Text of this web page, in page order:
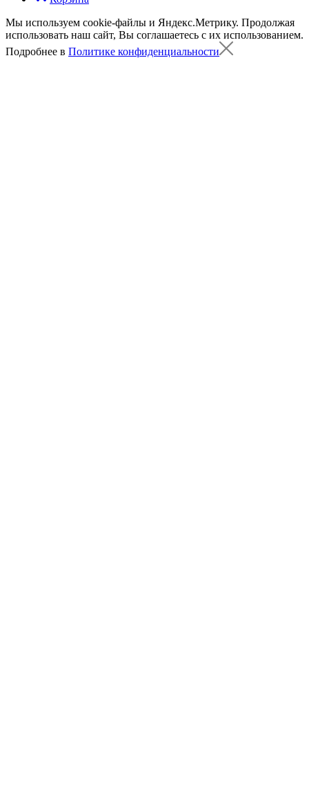
Мы используем cookie-файлы и Яндекс.Метрику. Продолжая
использовать наш сайт, Вы соглашаетесь с их использованием.
Подробнее в Политике конфиденциальности